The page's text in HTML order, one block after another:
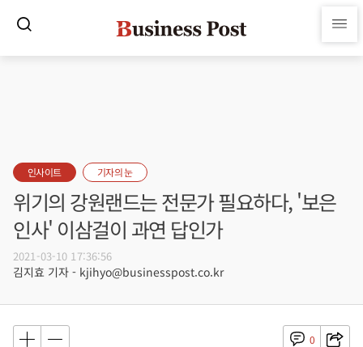
인사이트 기자의 눈
위기의 강원랜드는 전문가 필요하다, '보은
인사' 이삼걸이 과연 답인가
2021-03-10 17:36:56
김지효 기자 - kjihyo@businesspost.co.kr
0